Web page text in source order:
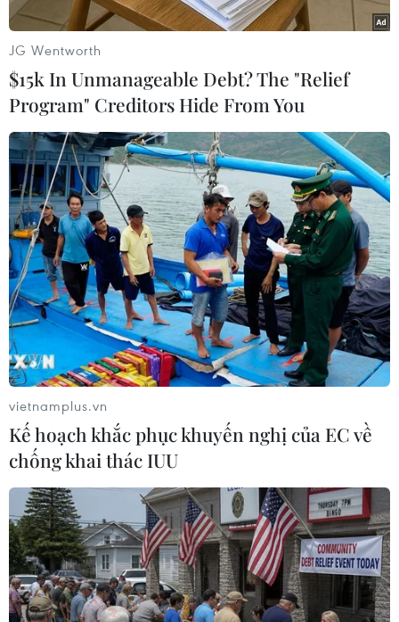
bảo tàng State Hermitage ở St Petersburg. (Nguồn:
sputniknews)
Một trong số 16 thí sinh lọt vào vòng chung kết cuộc thi Hoa khôi
Quân đội, bao gồm những thí sinh với cấp bậc từ binh nhất tới
đội trưởng đến từ tất cả các quân khu và đơn vị của lực lượng
vũ trang Nga. (Nguồn: sputniknews)
JG Wentworth
$15k In Unmanageable Debt? The "Relief
Program" Creditors Hide From You
vietnamplus.vn
Kế hoạch khắc phục khuyến nghị của EC về
chống khai thác IUU